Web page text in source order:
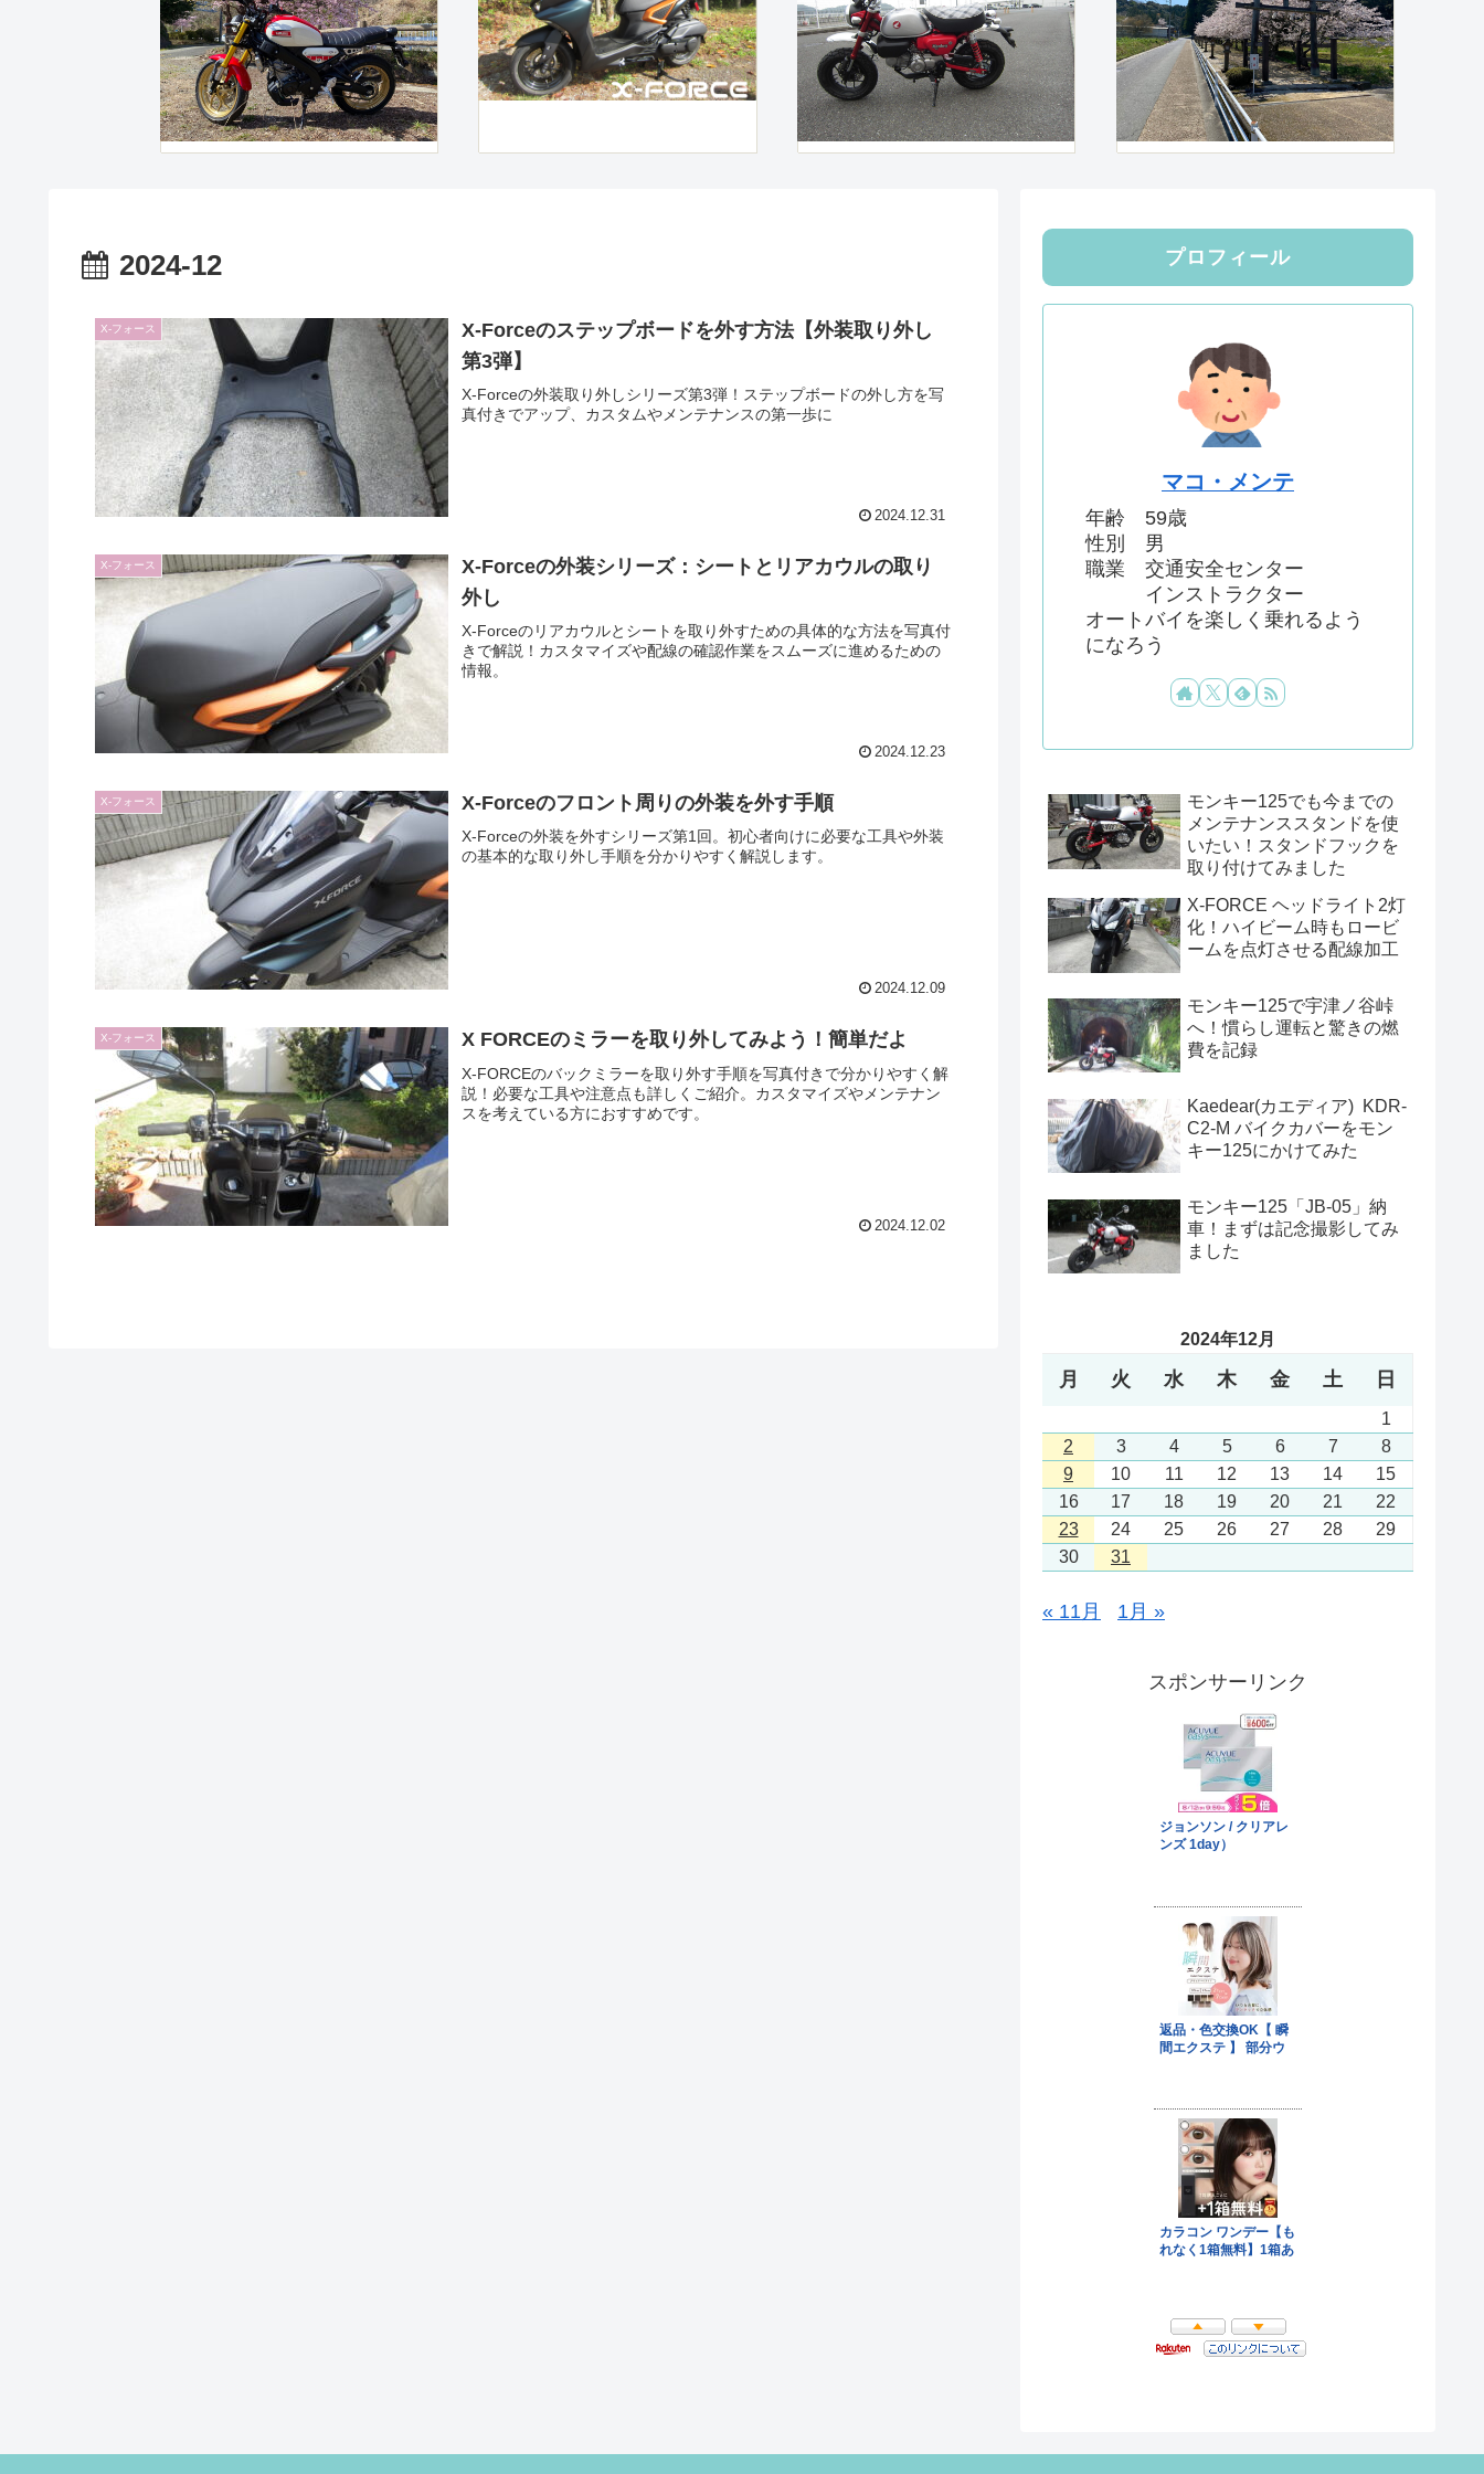
2024-12
X-フォース
X-Forceのステップボードを外す方法【外装取り外し
第3弾】
X-Forceの外装取り外しシリーズ第3弾！ステップボードの外し方を写
真付きでアップ、カスタムやメンテナンスの第一歩に
2024.12.31
X-フォース
X-Forceの外装シリーズ：シートとリアカウルの取り
外し
X-Forceのリアカウルとシートを取り外すための具体的な方法を写真付
きで解説！カスタマイズや配線の確認作業をスムーズに進めるための
情報。
2024.12.23
X-フォース X-Forceのフロント周りの外装を外す手順
X-Forceの外装を外すシリーズ第1回。初心者向けに必要な工具や外装
の基本的な取り外し手順を分かりやすく解説します。
2024.12.09
X-フォース X FORCEのミラーを取り外してみよう！簡単だよ
X-FORCEのバックミラーを取り外す手順を写真付きで分かりやすく解
説！必要な工具や注意点も詳しくご紹介。カスタマイズやメンテナン
スを考えている方におすすめです。
2024.12.02
プロフィール
マコ・メンテ
年齢 59歳
性別 男
職業 交通安全センター
インストラクター
オートバイを楽しく乗れるよう
になろう
モンキー125でも今までの
メンテナンススタンドを使
いたい！スタンドフックを
取り付けてみました
X-FORCE ヘッドライト2灯
化！ハイビーム時もロービ
ームを点灯させる配線加工
モンキー125で宇津ノ谷峠
へ！慣らし運転と驚きの燃
費を記録
Kaedear(カエディア) KDR-
C2-M バイクカバーをモン
キー125にかけてみた
モンキー125「JB-05」納
車！まずは記念撮影してみ
ました
2024年12月
月 火 水 木 金 土 日
1
2
3 4 5 6 7
8
9
10 11 12 13 14
15
16
17 18 19 20 21
22
23
24 25 26 27 28
29
30
31
« 11月 1月 »
スポンサーリンク